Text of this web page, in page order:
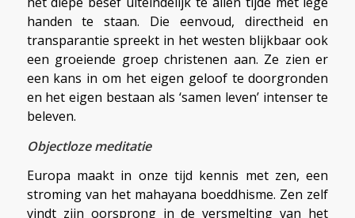
handen te staan. Die eenvoud, directheid en
transparantie spreekt in het westen blijkbaar ook
een groeiende groep christenen aan. Ze zien er
een kans in om het eigen geloof te doorgronden
en het eigen bestaan als ‘samen leven’ intenser te
beleven.
Objectloze meditatie
Europa maakt in onze tijd kennis met zen, een
stroming van het mahayana boeddhisme. Zen zelf
vindt zijn oorsprong in de versmelting van het